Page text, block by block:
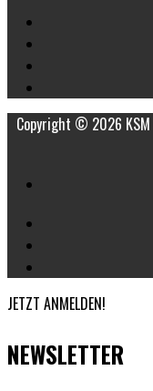
Copyright © 2026 KSM
JETZT ANMELDEN!
NEWSLETTER